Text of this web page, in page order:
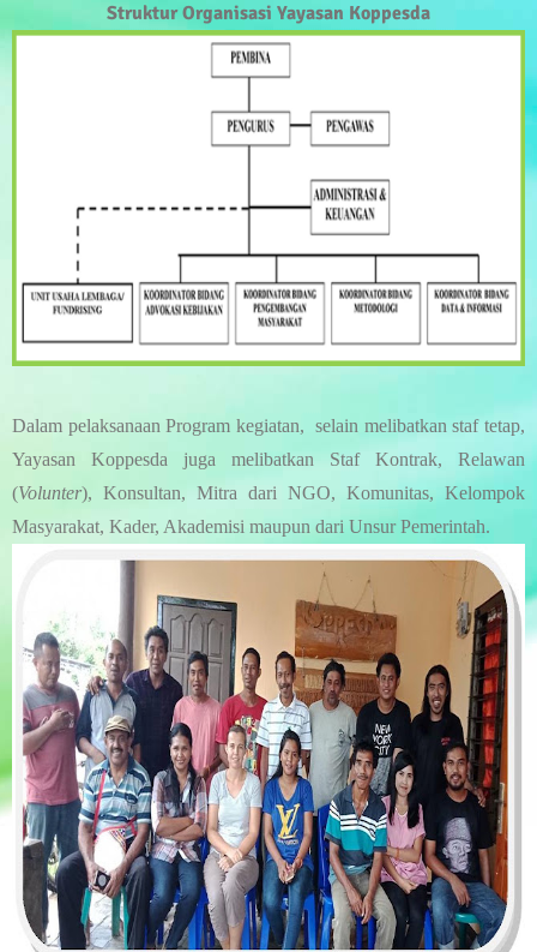
Struktur Organisasi Yayasan Koppesda
Dalam pelaksanaan Program kegiatan, selain melibatkan staf tetap,
Yayasan Koppesda juga melibatkan Staf Kontrak, Relawan
(Volunter), Konsultan, Mitra dari NGO, Komunitas, Kelompok
Masyarakat, Kader, Akademisi maupun dari Unsur Pemerintah.